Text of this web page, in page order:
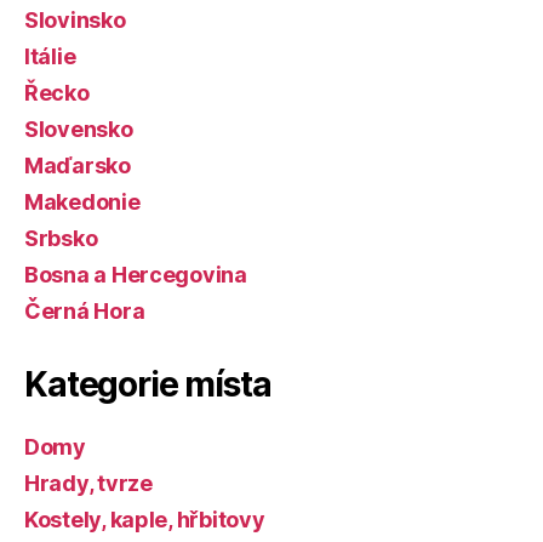
Slovinsko
Itálie
Řecko
Slovensko
Maďarsko
Makedonie
Srbsko
Bosna a Hercegovina
Černá Hora
Kategorie místa
Domy
Hrady, tvrze
Kostely, kaple, hřbitovy